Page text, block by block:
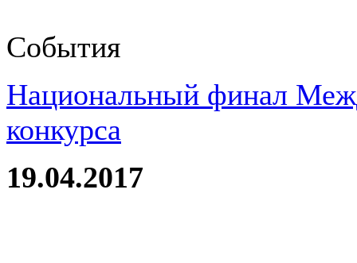
События
Национальный финал
конкурса
19.04.2017